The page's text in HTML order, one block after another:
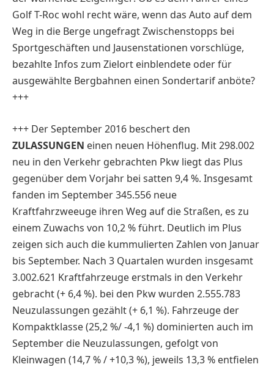
Golf T-Roc wohl recht wäre, wenn das Auto auf dem
Weg in die Berge ungefragt Zwischenstopps bei
Sportgeschäften und Jausenstationen vorschlüge,
bezahlte Infos zum Zielort einblendete oder für
ausgewählte Bergbahnen einen Sondertarif anböte?
+++
+++ Der September 2016 beschert den
ZULASSUNGEN einen neuen Höhenflug. Mit 298.002
neu in den Verkehr gebrachten Pkw liegt das Plus
gegenüber dem Vorjahr bei satten 9,4 %. Insgesamt
fanden im September 345.556 neue
Kraftfahrzweeuge ihren Weg auf die Straßen, es zu
einem Zuwachs von 10,2 % führt. Deutlich im Plus
zeigen sich auch die kummulierten Zahlen von Januar
bis September. Nach 3 Quartalen wurden insgesamt
3.002.621 Kraftfahrzeuge erstmals in den Verkehr
gebracht (+ 6,4 %). bei den Pkw wurden 2.555.783
Neuzulassungen gezählt (+ 6,1 %). Fahrzeuge der
Kompaktklasse (25,2 %/ -4,1 %) dominierten auch im
September die Neuzulassungen, gefolgt von
Kleinwagen (14,7 % / +10,3 %), jeweils 13,3 % entfielen